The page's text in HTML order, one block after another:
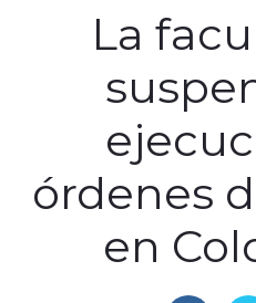
La
órdenes
en